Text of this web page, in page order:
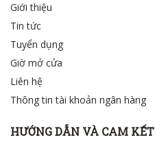
Giới thiệu
Tin tức
Tuyển dụng
Giờ mở cửa
Liên hệ
Thông tin tài khoản ngân hàng
HƯỚNG DẪN VÀ CAM KẾT